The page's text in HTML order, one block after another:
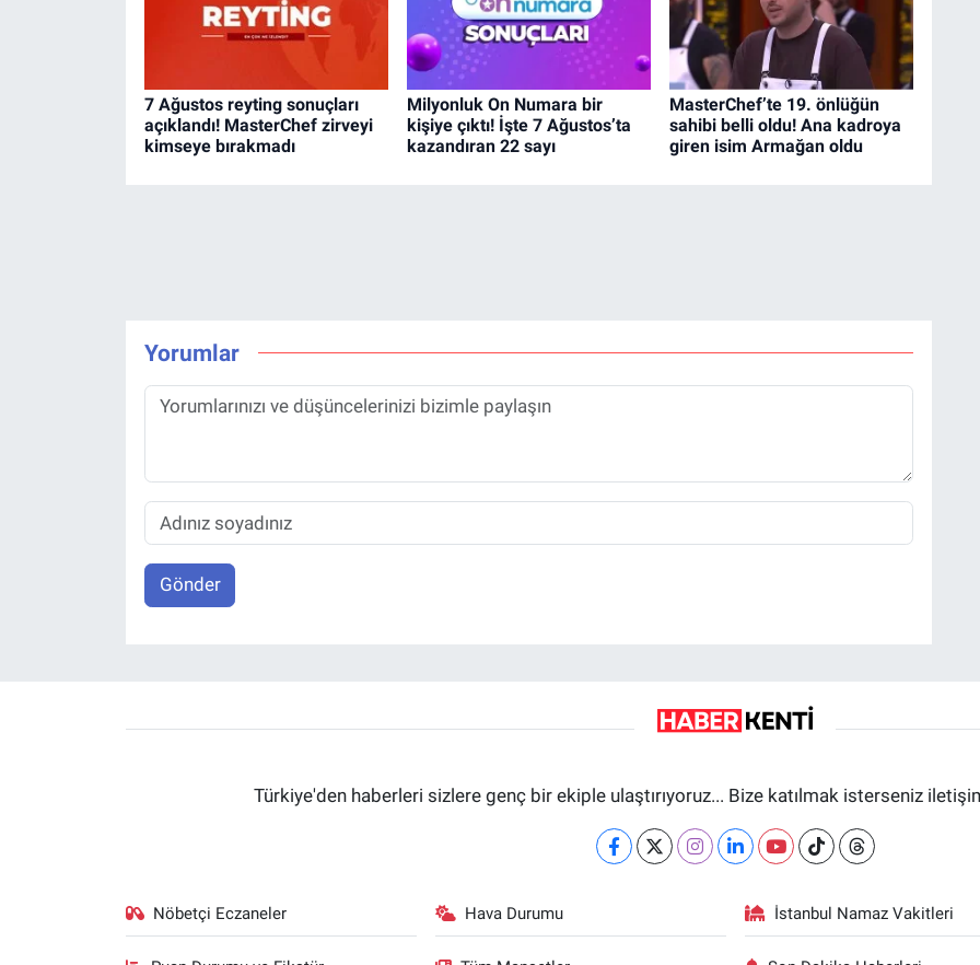
7 Ağustos reyting sonuçları
açıklandı! MasterChef zirveyi
kimseye bırakmadı
Milyonluk On Numara bir
kişiye çıktı! İşte 7 Ağustos’ta
kazandıran 22 sayı
MasterChef’te 19. önlüğün
sahibi belli oldu! Ana kadroya
giren isim Armağan oldu
Yorumlar
Gönder
Türkiye'den haberleri sizlere genç bir ekiple ulaştırıyoruz... Bize katılmak isterseniz
Nöbetçi Eczaneler Hava Durumu İstanbul Namaz Vakitleri